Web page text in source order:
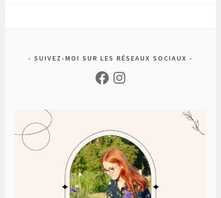
SUIVEZ-MOI SUR LES RÉSEAUX SOCIAUX
FacebookInstagram